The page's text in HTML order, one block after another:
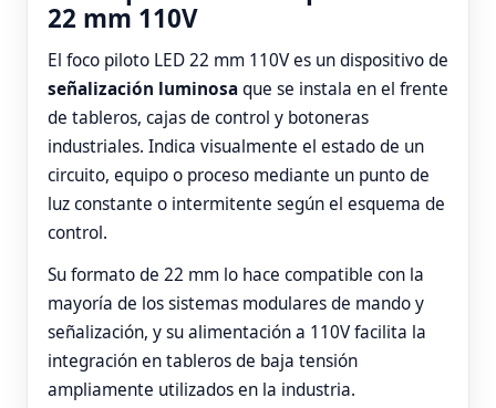
22 mm 110V
El foco piloto LED 22 mm 110V es un dispositivo de
señalización luminosaque se instala en el frente
de tableros, cajas de control y botoneras
industriales. Indica visualmente el estado de un
circuito, equipo o proceso mediante un punto de
luz constante o intermitente según el esquema de
control.
Su formato de 22 mm lo hace compatible con la
mayoría de los sistemas modulares de mando y
señalización, y su alimentación a 110V facilita la
integración en tableros de baja tensión
ampliamente utilizados en la industria.